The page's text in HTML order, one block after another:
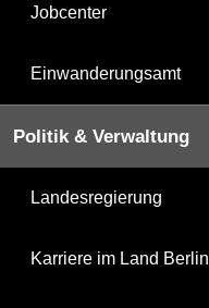
Jobcenter
Einwanderungsamt
Politik & Verwaltung
Landesregierung
Karriere im Land Berlin